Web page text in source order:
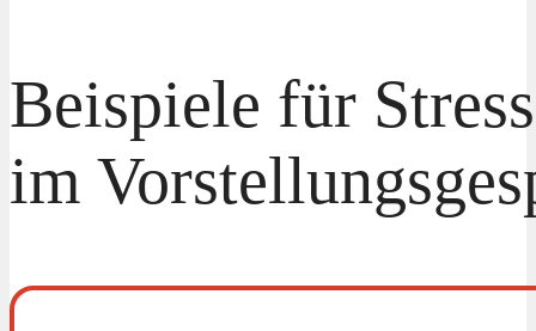
Beispiele für
im